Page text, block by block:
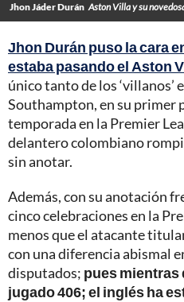
Jhon Jáder Durán Aston Villa y su
Jhon Durán puso la cara
estaba pasando el Aston
único tanto de los ‘villanos’
Southampton, en su primer
temporada en la Premier
delantero colombiano
sin anotar.
Además, con su anotación
cinco celebraciones en la
menos que el atacante
con una diferencia abismal
disputados; pues mientras
jugado 406; el inglés ha